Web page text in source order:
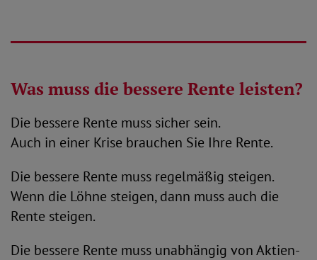
Was muss die bessere Rente leisten?
Die bessere Rente muss sicher sein.
Auch in einer Krise brauchen Sie Ihre Rente.
Die bessere Rente muss regelmäßig steigen.
Wenn die Löhne steigen, dann muss auch die
Rente steigen.
Die bessere Rente muss unabhängig von Aktien-